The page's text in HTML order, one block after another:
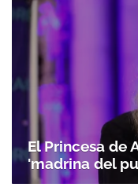
El Princesa de
'madrina del